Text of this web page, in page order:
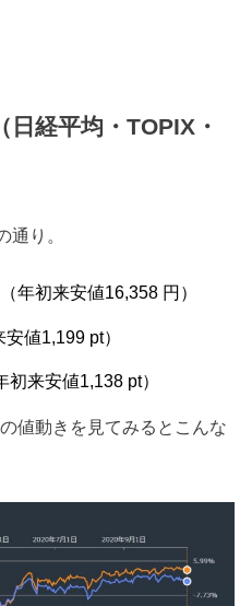
経平均・TOPIX・
通り。
（年初来安値16,358 円）
値1,199 pt）
初来安値1,138 pt）
値動きを見てみるとこんな